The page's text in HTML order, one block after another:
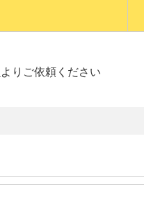
よりご依頼ください